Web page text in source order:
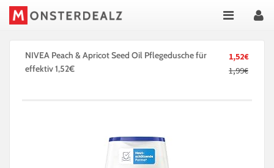
1,52€
1,99€
NIVEA Peach & Apricot Seed Oil Pflegedusche für
effektiv 1,52€